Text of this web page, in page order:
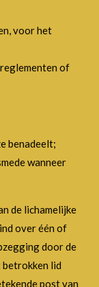
voor het
of
benadeelt;
wanneer
de lichamelijke
over één of
door de
lid
post van